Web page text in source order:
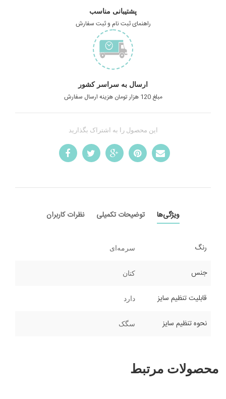
پشتیبانی مناسب
راهنمای ثبت نام و ثبت سفارش
ارسال به سراسر کشور
مبلغ 120 هزار تومان هزینه ارسال سفارش
این محصول را به اشتراک بگذارید
ویژگی‌ها توضیحات تکمیلی نظرات کاربران
رنگ سرمه‌ای
جنس کتان
قابلیت تنظیم سایز دارد
نحوه تنظیم سایز سگک
محصولات مرتبط